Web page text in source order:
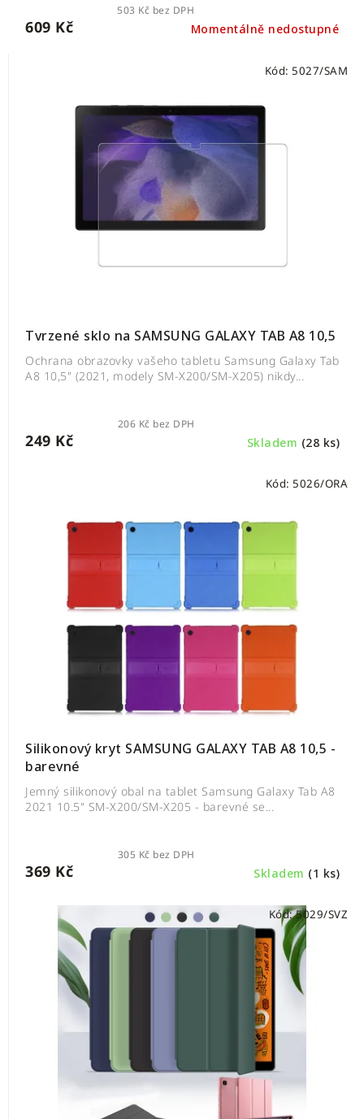
Momentálně nedostupné
503 Kč bez DPH
609 Kč
Tvrzené sklo na SAMSUNG GALAXY TAB A8 10,5
Skladem (28 ks)
206 Kč bez DPH
249 Kč
Ochrana obrazovky vašeho tabletu Samsung Galaxy Tab
A8 10,5" (2021, modely SM-X200/SM-X205) nikdy...
Kód: 5027/SAM
Silikonový kryt SAMSUNG GALAXY TAB A8 10,5 -
barevné
Skladem (1 ks)
305 Kč bez DPH
369 Kč
Jemný silikonový obal na tablet Samsung Galaxy Tab A8
2021 10.5" SM-X200/SM-X205 - barevné se...
Kód: 5026/ORA
Kód:5029/SVZ